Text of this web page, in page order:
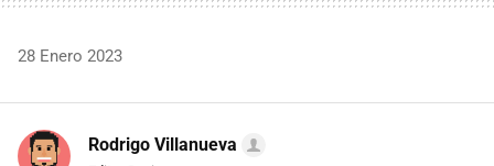
28 Enero 2023
Rodrigo Villanueva